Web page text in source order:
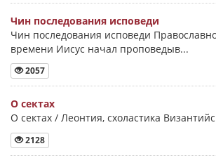
Чин последования исповеди
Чин последования исповеди
времени Иисус начал проповедыв...
2057
О сектах
О сектах / Леонтия, схоластика
2128